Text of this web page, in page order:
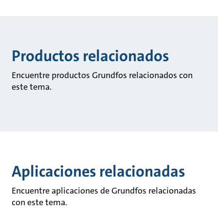
Productos relacionados
Encuentre productos Grundfos relacionados con
este tema.
Aplicaciones relacionadas
Encuentre aplicaciones de Grundfos relacionadas
con este tema.